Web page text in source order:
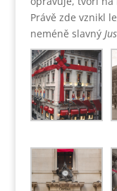
Právě zde vznikl
neméně slavný